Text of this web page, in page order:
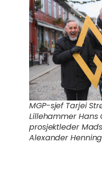
MGP-sjef Tarjei
Lillehammer Hans
prosjektleder
Alexander